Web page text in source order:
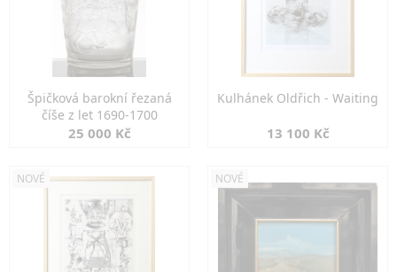
Špičková barokní řezaná
číše z let 1690-1700
25 000 Kč
Kulhánek Oldřich - Waiting
13 100 Kč
NOVÉ NOVÉ